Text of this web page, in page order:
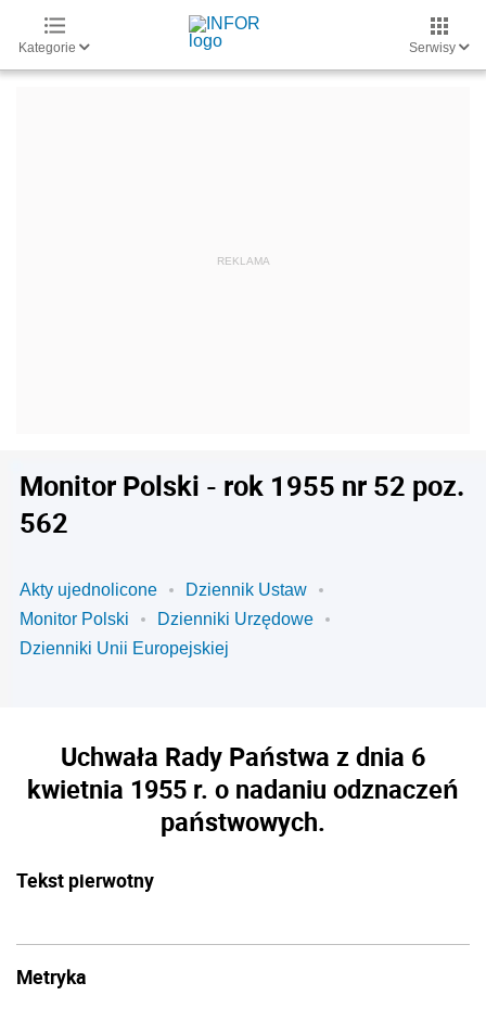
Kategorie Serwisy
Monitor Polski - rok 1955 nr 52 poz.
562
Akty ujednolicone
Dziennik Ustaw
Monitor Polski
Dzienniki Urzędowe
Dzienniki Unii Europejskiej
Uchwała Rady Państwa z dnia 6
kwietnia 1955 r. o nadaniu odznaczeń
państwowych.
Tekst pierwotny
Metryka